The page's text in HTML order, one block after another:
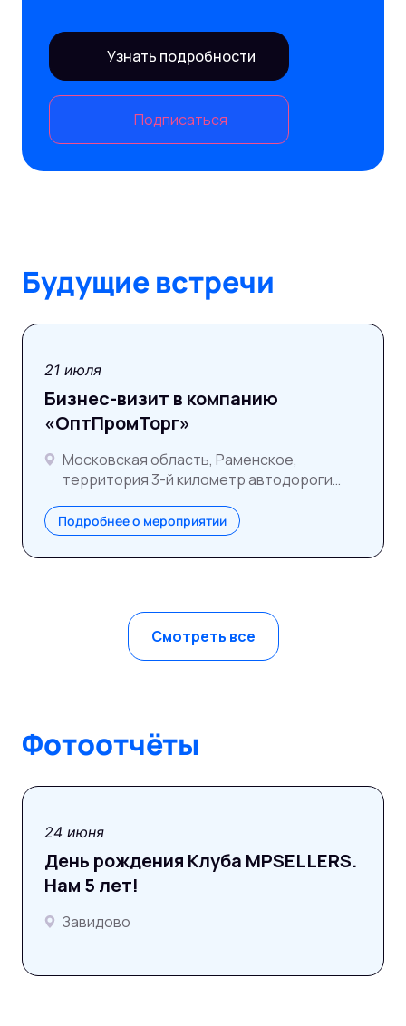
Узнать подробности
Подписаться
Будущие встречи
21 июля
Бизнес-визит в компанию
«ОптПромТорг»
Московская область, Раменское,
территория 3-й километр автодороги
Подробнее о мероприятии
Смотреть все
Фотоотчёты
фотоотчёт
24 июня
День рождения Клуба MPSELLERS.
Нам 5 лет!
Завидово